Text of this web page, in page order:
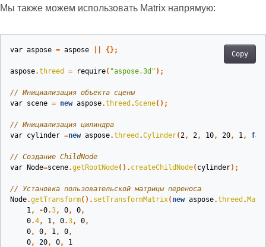
Мы также можем использовать Matrix напрямую:
Copy
var aspose = aspose {};
aspose.threed = require( "aspose.3d" );
// Инициализация объекта сцены
var scene = new aspose.threed .Scene();
// Инициализация цилиндра
var cylinder =new aspose.threed .Cylinder(2, 2, 10, 20, 1,
// Создание ChildNode
var
Node=scene.getRootNode(). createChildNode( cylinder);
// Установка пользовательской матрицы переноса
Node.getTransform(). setTransformMatrix( new aspose.threed .
1, -0.3, 0, 0,
0.4, 1, 0.3, 0,
0, 0, 1, 0,
0, 20, 0,
1